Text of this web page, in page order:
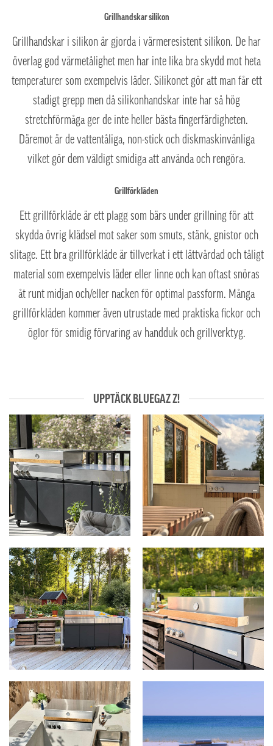
Grillhandskar silikon
Grillhandskar i silikon är gjorda i värmeresistent silikon. De har
överlag god värmetålighet men har inte lika bra skydd mot heta
temperaturer som exempelvis läder. Silikonet gör att man får ett
stadigt grepp men då silikonhandskar inte har så hög
stretchförmåga ger de inte heller bästa fingerfärdigheten.
Däremot är de vattentåliga, non-stick och diskmaskinvänliga
vilket gör dem väldigt smidiga att använda och rengöra.
Grillförkläden
Ett grillförkläde är ett plagg som bärs under grillning för att
skydda övrig klädsel mot saker som smuts, stänk, gnistor och
slitage. Ett bra grillförkläde är tillverkat i ett lättvårdad och tåligt
material som exempelvis läder eller linne och kan oftast snöras
åt runt midjan och/eller nacken för optimal passform. Många
grillförkläden kommer även utrustade med praktiska fickor och
öglor för smidig förvaring av handduk och grillverktyg.
UPPTÄCK BLUEGAZ Z!